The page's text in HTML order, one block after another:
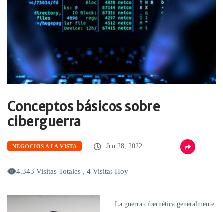
Conceptos básicos sobre
ciberguerra
NEGOCIOS A LA VISTA Jun 28, 2022
4.343 Visitas Totales , 4 Visitas Hoy
La guerra cibernética generalmente